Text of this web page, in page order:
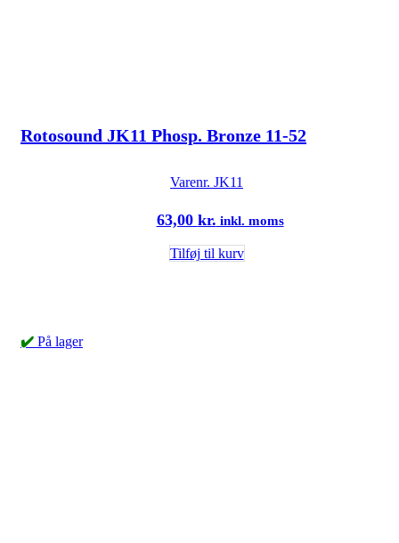
Rotosound JK11 Phosp. Bronze 11-52
Varenr. JK11
63,00 kr. inkl. moms
Tilføj til kurv
✔️ På lager